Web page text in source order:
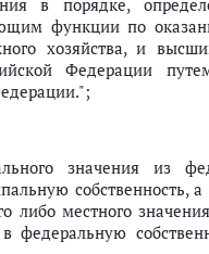
в порядке,
функции по
хозяйства, и
Федерации
значения из
собственность,
местного